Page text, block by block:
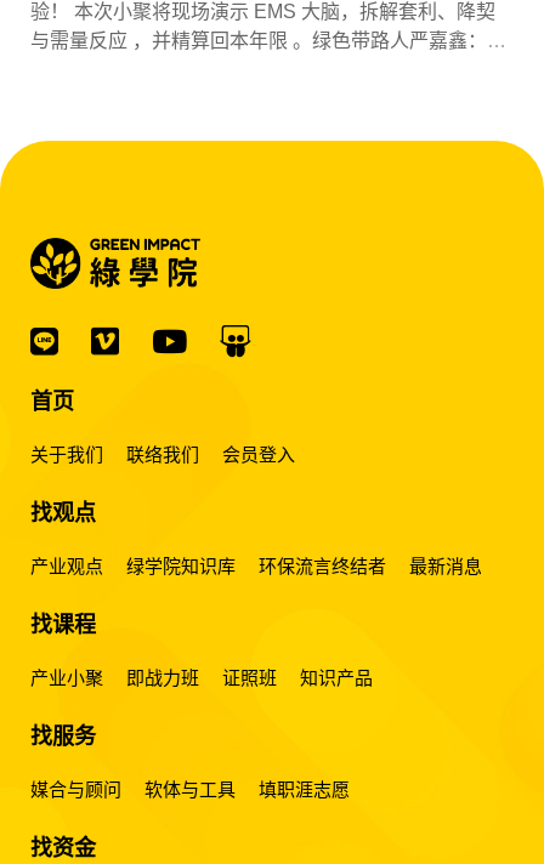
验！ 本次小聚将现场演示 EMS 大脑，拆解套利、降契
与需量反应 ，并精算回本年限 。绿色带路人严嘉鑫：
首页
关于我们 联络我们 会员登入
找观点
产业观点 绿学院知识库 环保流言终结者 最新消息
找课程
产业小聚 即战力班 证照班 知识产品
找服务
媒合与顾问 软体与工具 填职涯志愿
找资金